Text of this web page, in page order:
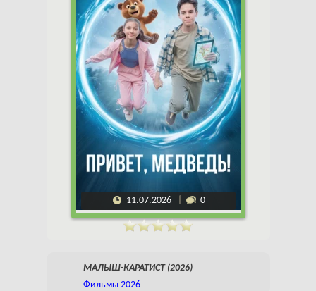
11.07.2026 0
МАЛЫШ-КАРАТИСТ (2026)
Фильмы 2026